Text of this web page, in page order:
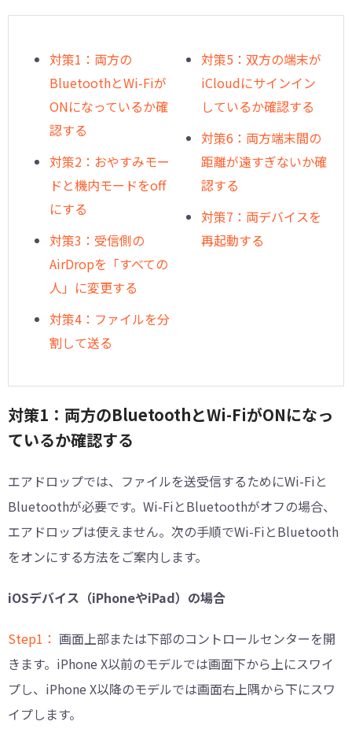
対策1：両方の
BluetoothとWi-Fiが
ONになっているか確
認する
対策2：おやすみモー
ドと機内モードをoff
にする
対策3：受信側の
AirDropを「すべての
人」に変更する
対策4：ファイルを分
割して送る
対策5：双方の端末が
iCloudにサインイン
しているか確認する
対策6：両方端末間の
距離が遠すぎないか確
認する
対策7：両デバイスを
再起動する
対策1：両方のBluetoothとWi-FiがONになっ
ているか確認する
エアドロップでは、ファイルを送受信するためにWi-Fiと
Bluetoothが必要です。Wi-FiとBluetoothがオフの場合、
エアドロップは使えません。次の手順でWi-FiとBluetooth
をオンにする方法をご案内します。
iOSデバイス（iPhoneやiPad）の場合
Step1： 画面上部または下部のコントロールセンターを開
きます。iPhone X以前のモデルでは画面下から上にスワイ
プし、iPhone X以降のモデルでは画面右上隅から下にスワ
イプします。